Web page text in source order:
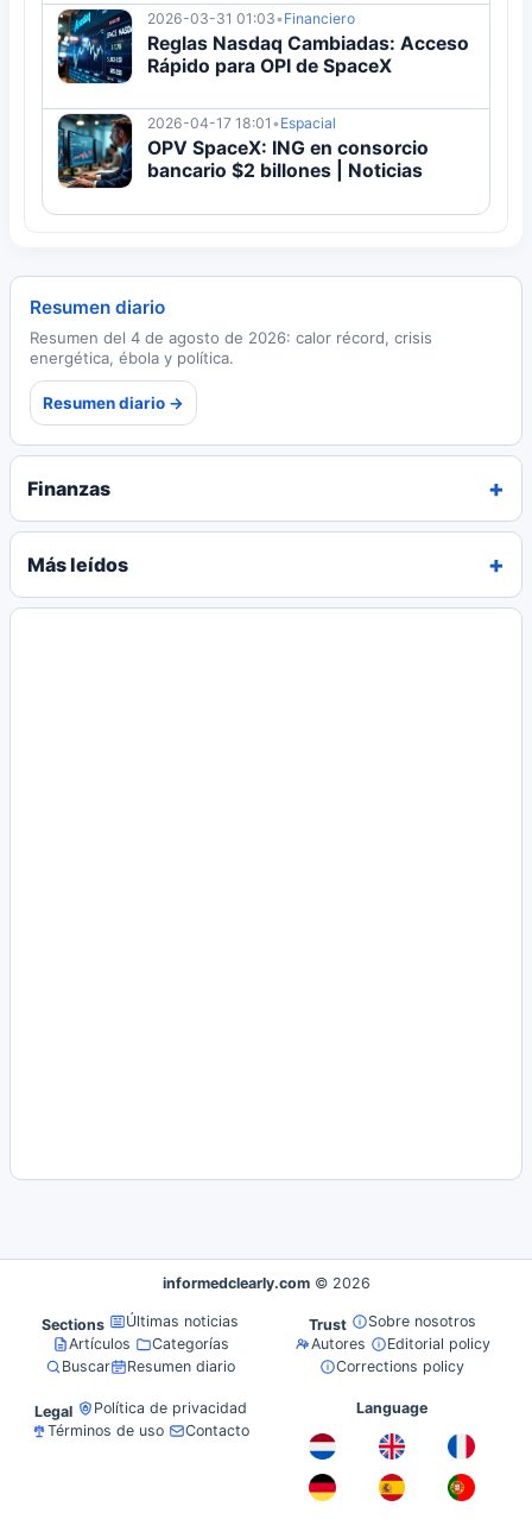
2026-03-31 01:03• Financiero
Reglas Nasdaq Cambiadas: Acceso
Rápido para OPI de SpaceX
2026-04-17 18:01 • Espacial
OPV SpaceX: ING en consorcio
bancario $2 billones | Noticias
Resumen diario
Resumen del 4 de agosto de 2026: calor récord, crisis
energética, ébola y política.
Resumen diario →
Finanzas
Más leídos
informedclearly.com © 2026
Sections
Últimas noticias
Artículos
Categorías
Buscar
Resumen diario
Trust
Sobre nosotros
Autores
Editorial policy
Corrections policy
Legal
Política de privacidad
Términos de uso
Contacto
Language